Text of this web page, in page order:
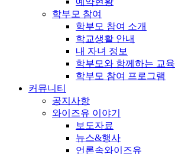
학부모 참여
학부모 참여 소개
학교생활 안내
내 자녀 정보
학부모와 함께하는 교육
학부모 참여 프로그램
커뮤니티
공지사항
와이즈유 이야기
보도자료
뉴스&행사
언론속와이즈유